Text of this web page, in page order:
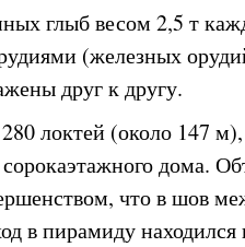
глыб весом 2,5 т
(железных
друг к другу.
локтей (около 147 м),
сорокаэтажного дома.
что в шов
в пирамиду находился